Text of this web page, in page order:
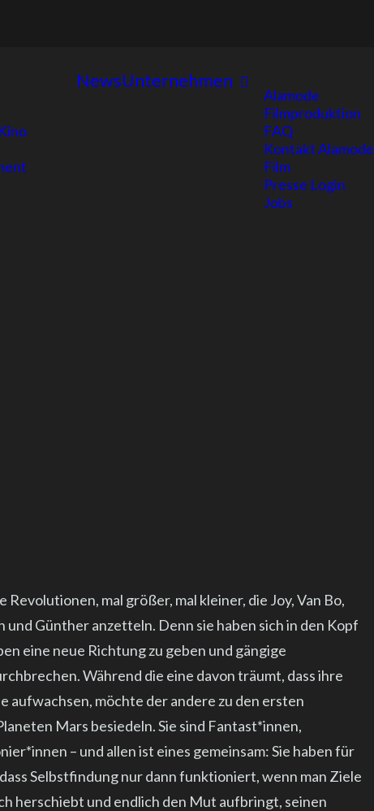
NewsUnternehmen
Alamode
Filmproduktion
FAQ
Kontakt Alamode
Film
Presse Login
Jobs
Revolutionen, mal größer, mal kleiner, die Joy, Van Bo,
und Günther anzetteln. Denn sie haben sich in den Kopf
eine neue Richtung zu geben und gängige
Während die eine davon träumt, dass ihre
aufwachsen, möchte der andere zu den ersten
Mars besiedeln. Sie sind Fantast*innen,
– und allen ist eines gemeinsam: Sie haben für
Selbstfindung nur dann funktioniert, wenn man Ziele
herschiebt und endlich den Mut aufbringt, seinen